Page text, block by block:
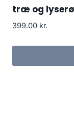
træ og
399.00 kr.